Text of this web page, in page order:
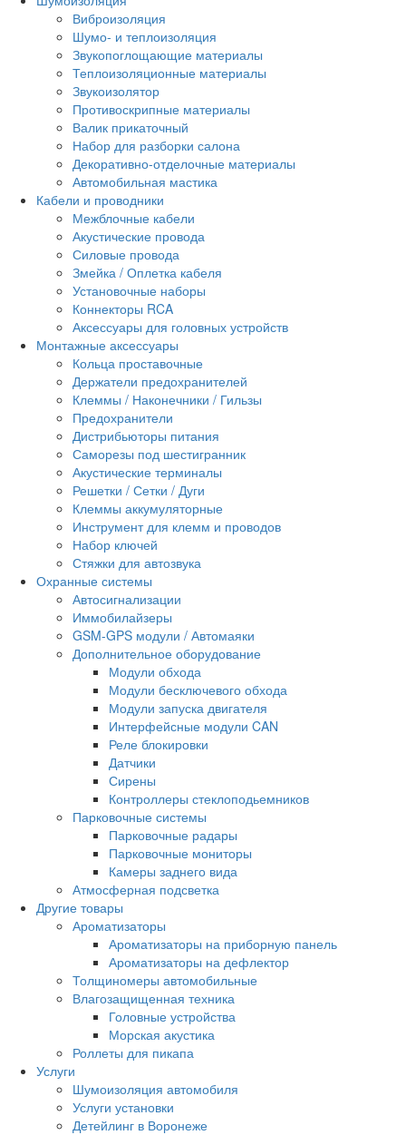
Виброизоляция
Шумо- и теплоизоляция
Звукопоглощающие материалы
Теплоизоляционные материалы
Звукоизолятор
Противоскрипные материалы
Валик прикаточный
Набор для разборки салона
Декоративно-отделочные материалы
Автомобильная мастика
Кабели и проводники
Межблочные кабели
Акустические провода
Силовые провода
Змейка / Оплетка кабеля
Установочные наборы
Коннекторы RCA
Аксессуары для головных устройств
Монтажные аксессуары
Кольца проставочные
Держатели предохранителей
Клеммы / Наконечники / Гильзы
Предохранители
Дистрибьюторы питания
Саморезы под шестигранник
Акустические терминалы
Решетки / Сетки / Дуги
Клеммы аккумуляторные
Инструмент для клемм и проводов
Набор ключей
Стяжки для автозвука
Охранные системы
Автосигнализации
Иммобилайзеры
GSM-GPS модули / Автомаяки
Дополнительное оборудование
Модули обхода
Модули бесключевого обхода
Модули запуска двигателя
Интерфейсные модули CAN
Реле блокировки
Датчики
Сирены
Контроллеры стеклоподьемников
Парковочные системы
Парковочные радары
Парковочные мониторы
Камеры заднего вида
Атмосферная подсветка
Другие товары
Ароматизаторы
Ароматизаторы на приборную панель
Ароматизаторы на дефлектор
Толщиномеры автомобильные
Влагозащищенная техника
Головные устройства
Морская акустика
Роллеты для пикапа
Услуги
Шумоизоляция автомобиля
Услуги установки
Детейлинг в Воронеже